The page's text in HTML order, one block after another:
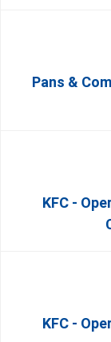
Pans &
KFC -
KFC -